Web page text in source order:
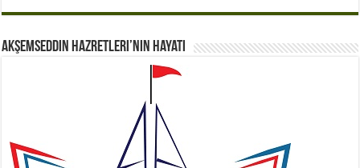
Akşemseddin Hazretleri’nin Hayatı